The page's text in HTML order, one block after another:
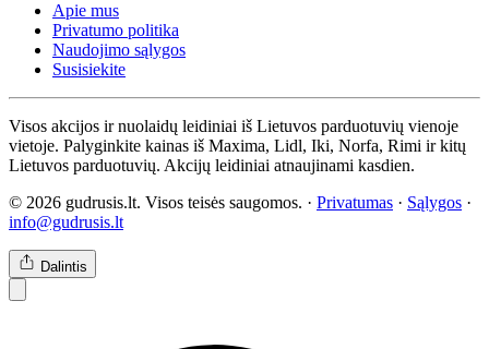
Apie mus
Privatumo politika
Naudojimo sąlygos
Susisiekite
Visos akcijos ir nuolaidų leidiniai iš Lietuvos parduotuvių vienoje
vietoje. Palyginkite kainas iš Maxima, Lidl, Iki, Norfa, Rimi ir kitų
Lietuvos parduotuvių. Akcijų leidiniai atnaujinami kasdien.
© 2026 gudrusis.lt. Visos teisės saugomos. · Privatumas · Sąlygos ·
info@gudrusis.lt
Dalintis